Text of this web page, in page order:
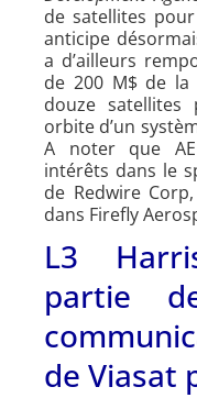
de satellites
anticipe
a d’ailleurs
de 200 M$ de
douze
orbite d’un
A noter que
intérêts dans le
de Redwire
dans Firefly
L3
partie
de Viasat